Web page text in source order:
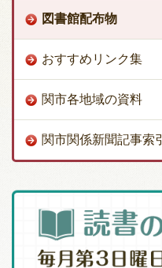
図書館配布物
おすすめリンク集
関市各地域の資料
関市関係新聞記事索引